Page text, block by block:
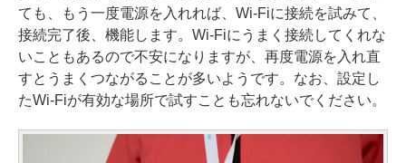
ても、もう一度電源を入れれば、Wi-Fiに接続を試みて、
接続完了後、機能します。Wi-Fiにうまく接続してくれな
いこともあるので不安になりますが、再度電源を入れ直
すとうまくつながることが多いようです。なお、設定し
たWi-Fiが有効な場所で試すことも忘れないでください。